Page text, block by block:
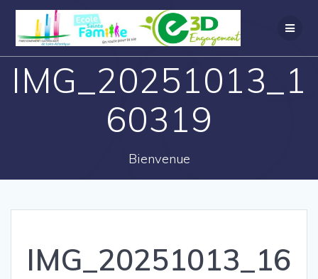
IMG_20251013_1
60319
Bienvenue
IMG_20251013_16